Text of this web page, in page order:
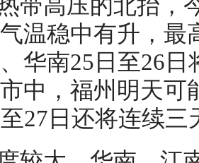
带高压的北抬，
温稳中有升，
华南25日至26
中，福州明天可
至27日还将连续